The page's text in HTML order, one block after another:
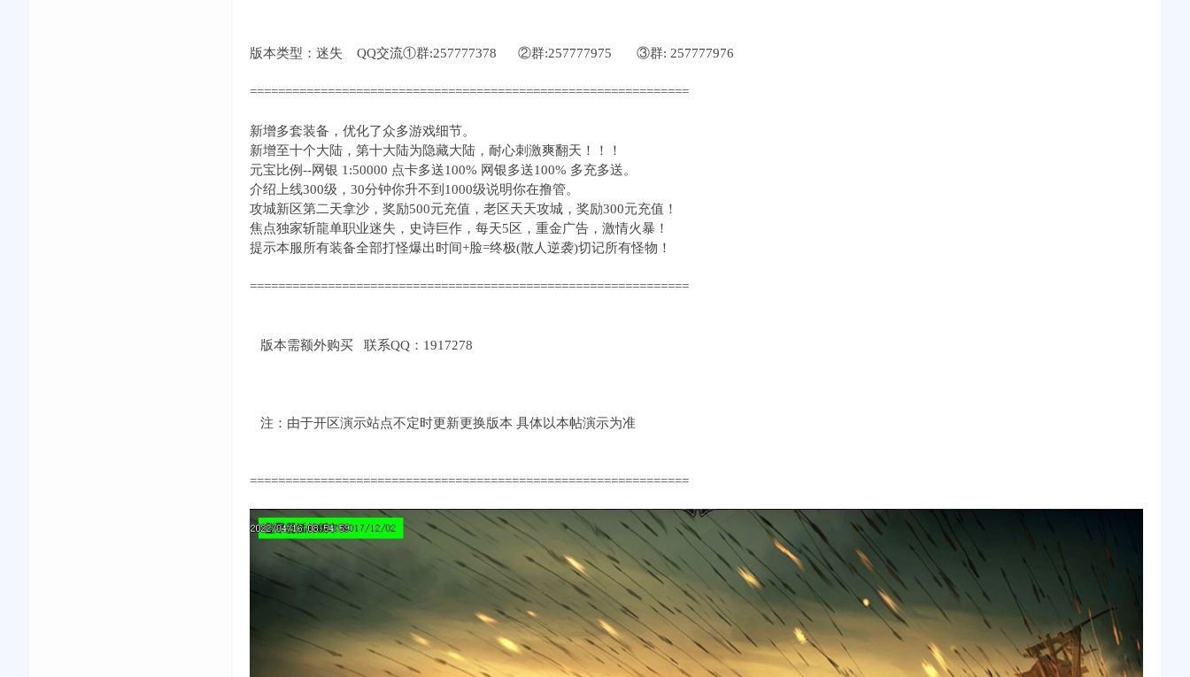
版本类型：迷失 QQ交流①群:257777378 ②群:257777975 ③群: 257777976
==============================================================
新增多套装备，优化了众多游戏细节。
新增至十个大陆，第十大陆为隐藏大陆，耐心刺激爽翻天！！！
元宝比例--网银 1:50000 点卡多送100% 网银多送100% 多充多送。
介绍上线300级，30分钟你升不到1000级说明你在撸管。
攻城新区第二天拿沙，奖励500元充值，老区天天攻城，奖励300元充值！
焦点独家斩龍单职业迷失，史诗巨作，每天5区，重金广告，激情火暴！
提示本服所有装备全部打怪爆出时间+脸=终极(散人逆袭)切记所有怪物！
==============================================================
版本需额外购买 联系QQ：1917278
注：由于开区演示站点不定时更新更换版本 具体以本帖演示为准
==============================================================